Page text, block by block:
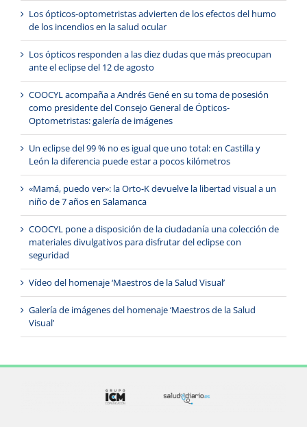
Los ópticos-optometristas advierten de los efectos del humo
de los incendios en la salud ocular
Los ópticos responden a las diez dudas que más preocupan
ante el eclipse del 12 de agosto
COOCYL acompaña a Andrés Gené en su toma de posesión
como presidente del Consejo General de Ópticos-
Optometristas: galería de imágenes
Un eclipse del 99 % no es igual que uno total: en Castilla y
León la diferencia puede estar a pocos kilómetros
«Mamá, puedo ver»: la Orto-K devuelve la libertad visual a un
niño de 7 años en Salamanca
COOCYL pone a disposición de la ciudadanía una colección de
materiales divulgativos para disfrutar del eclipse con
seguridad
Vídeo del homenaje ‘Maestros de la Salud Visual’
Galería de imágenes del homenaje ‘Maestros de la Salud
Visual’